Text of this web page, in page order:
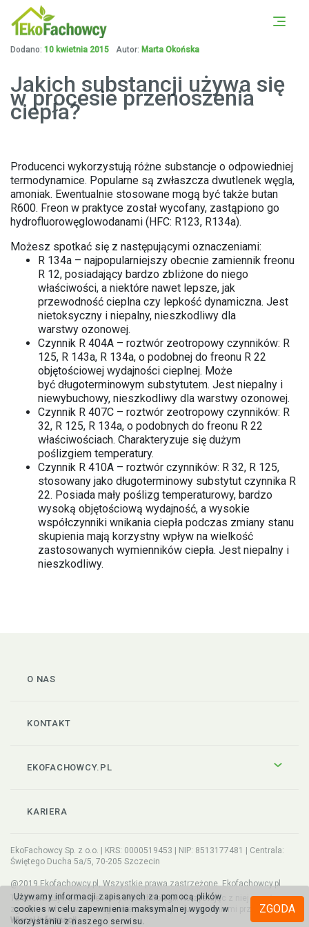
PORÓWNAJ OFERTY Z
OKOLICY
Dodano: 10 kwietnia 2015 Autor: Marta Okońska
Jakich substancji używa się
w procesie przenoszenia
ciepła?
Producenci wykorzystują różne substancje o odpowiedniej
termodynamice. Popularne są zwłaszcza dwutlenek węgla,
amoniak. Ewentualnie stosowane mogą być także butan
R600. Freon w praktyce został wycofany, zastąpiono go
hydrofluorowęglowodanami (HFC: R123, R134a).
Możesz spotkać się z następującymi oznaczeniami:
R 134a – najpopularniejszy obecnie zamiennik freonu
R 12, posiadający bardzo zbliżone do niego
właściwości, a niektóre nawet lepsze, jak
przewodność cieplna czy lepkość dynamiczna. Jest
nietoksyczny i niepalny, nieszkodliwy dla
warstwy ozonowej.
Czynnik R 404A – roztwór zeotropowy czynników: R
125, R 143a, R 134a, o podobnej do freonu R 22
objętościowej wydajności cieplnej. Może
być długoterminowym substytutem. Jest niepalny i
niewybuchowy, nieszkodliwy dla warstwy ozonowej.
Czynnik R 407C – roztwór zeotropowy czynników: R
32, R 125, R 134a, o podobnych do freonu R 22
właściwościach. Charakteryzuje się dużym
poślizgiem temperatury.
Czynnik R 410A – roztwór czynników: R 32, R 125,
stosowany jako długoterminowy substytut czynnika R
22. Posiada mały poślizg temperaturowy, bardzo
wysoką objętościową wydajność, a wysokie
współczynniki wnikania ciepła podczas zmiany stanu
skupienia mają korzystny wpływ na wielkość
zastosowanych wymienników ciepła. Jest niepalny i
nieszkodliwy.
O NAS
KONTAKT
EKOFACHOWCY.PL
KARIERA
EkoFachowcy Sp. z o.o. | KRS: 0000519453 | NIP: 8513177481 | Centrala:
Świętego Ducha 5a/5, 70-205 Szczecin
@2019 Ekofachowcy.pl, Wszystkie prawa zastrzeżone. Ekofachowcy.pl
Ta strona używa cookie i innych technologii. Korzystając z niej wyrażasz
zgodę na ich używanie, zgodnie z aktualnymi ustawieniami przeglądarki.
Więcej informacji
Używamy informacji zapisanych za pomocą plików
cookies w celu zapewnienia maksymalnej wygody w
korzystaniu z naszego serwisu.
ZGODA